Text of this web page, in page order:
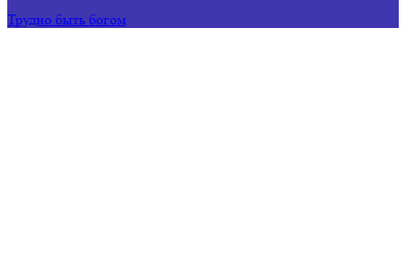
Трудно быть богом